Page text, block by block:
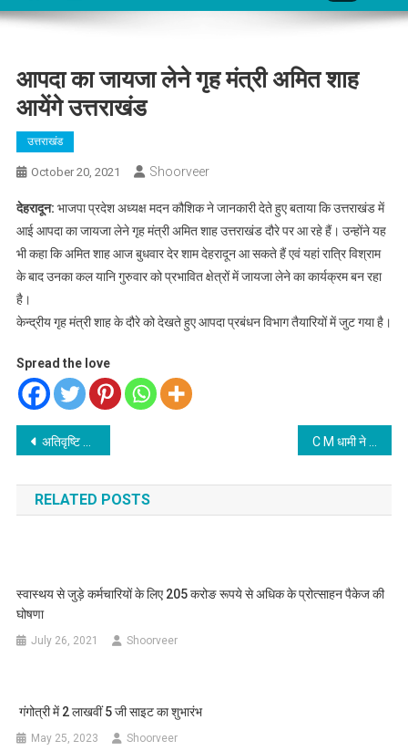
आपदा का जायजा लेने गृह मंत्री अमित शाह
आयेंगे उत्तराखंड
उत्तराखंड
October 20, 2021 Shoorveer
देहरादून: भाजपा प्रदेश अध्यक्ष मदन कौशिक ने जानकारी देते हुए बताया कि उत्तराखंड में
आई आपदा का जायजा लेने गृह मंत्री अमित शाह उत्तराखंड दौरे पर आ रहे हैं। उन्होंने यह
भी कहा कि अमित शाह आज बुधवार देर शाम देहरादून आ सकते हैं एवं यहां रात्रि विश्राम
के बाद उनका कल यानि गुरुवार को प्रभावित क्षेत्रों में जायजा लेने का कार्यक्रम बन रहा
है।
केन्द्रीय गृह मंत्री शाह के दौरे को देखते हुए आपदा प्रबंधन विभाग तैयारियों में जुट गया है।
Spread the love
Post
navigation
अतिवृष्टि से प्रदेश में हुए नुकसान का हवाई सर्वेक्षण कर, सीएम धामी ने लिया जायजाए अधिकारियों को दिए तुरंत सहायता देने के निर्देश C M धामी ने काठगोदाम में जन समस्याएं सुनी
RELATED POSTS
स्वास्थय से जुड़े कर्मचारियों के लिए 205 करोङ रूपये से अधिक के प्रोत्साहन पैकेज की
घोषणा
July 26, 2021 Shoorveer
गंगोत्री में 2 लाखवीं 5 जी साइट का शुभारंभ
May 25, 2023 Shoorveer